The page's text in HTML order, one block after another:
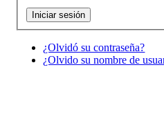
¿Olvidó su contraseña?
¿Olvido su nombre de